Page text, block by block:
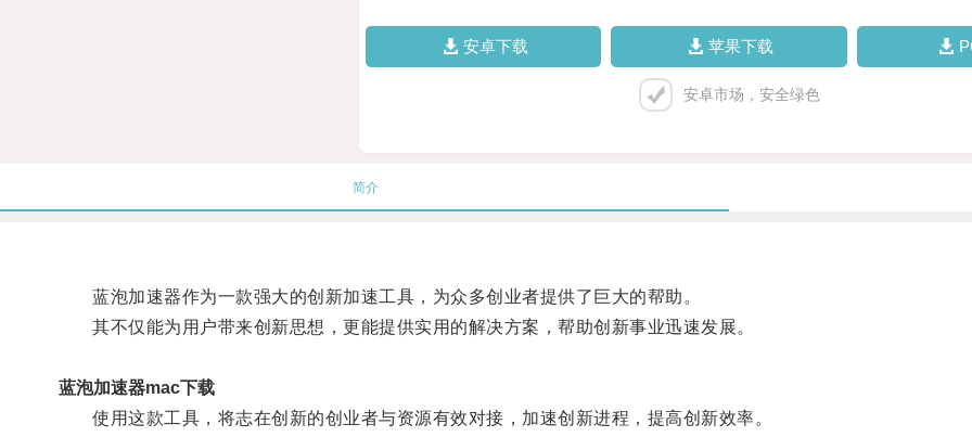
安卓下载 苹果下载
安卓市场，安全绿色
简介
蓝泡加速器作为一款强大的创新加速工具，为众多创业者提供了巨大的帮助。
其不仅能为用户带来创新思想，更能提供实用的解决方案，帮助创新事业迅速发展。
蓝泡加速器mac下载
使用这款工具，将志在创新的创业者与资源有效对接，加速创新进程，提高创新效率。